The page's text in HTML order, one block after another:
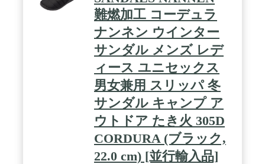
難燃加工 コーデュラ
ナンネン ウインター
サンダル メンズ レデ
ィース ユニセックス
男女兼用 スリッパ 冬
サンダル キャンプ ア
ウトドア たき火 305D
CORDURA (ブラック,
22.0 cm) [並行輸入品]